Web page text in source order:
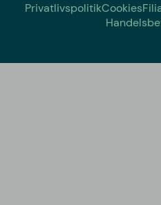
PrivatlivspolitikCookies